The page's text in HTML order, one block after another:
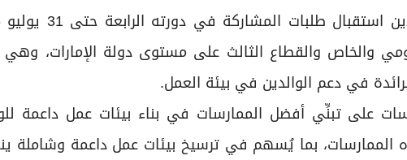
والخاص والقطاع الثالث على مستوى دولة الإمارات،
في دعم الوالدين في بيئة العمل.
على تبنِّي أفضل الممارسات في بناء بيئات عمل داعمة
الممارسات، بما يُسهم في ترسيخ بيئات عمل داعمة وشاملة